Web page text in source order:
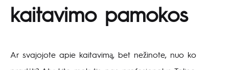
kaitavimo pamokos
Ar svajojote apie kaitavimą, bet nežinote, nuo ko